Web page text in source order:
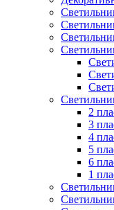
2
3
4
5
6
1